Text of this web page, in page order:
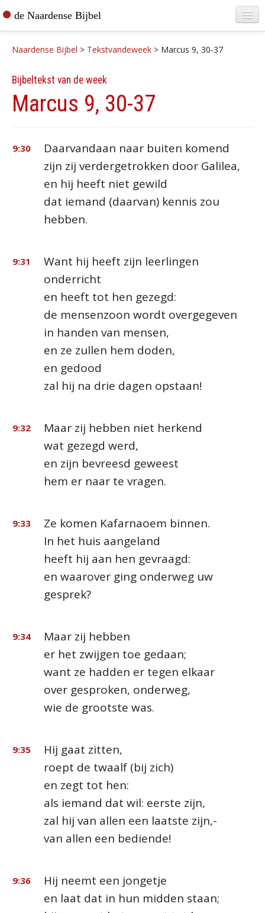
de Naardense Bijbel
Bijbel bestellen
De vertaler
Naardense Bijbel > Tekstvandeweek > Marcus 9, 30-37
Bijbeltekst van de week
Marcus 9, 30-37
9:30
Daarvandaan naar buiten komend
zijn zij verdergetrokken door Galilea,
en hij heeft niet gewild
dat iemand (daarvan) kennis zou
hebben.
9:31
Want hij heeft zijn leerlingen
onderricht
en heeft tot hen gezegd:
de mensenzoon wordt overgegeven
in handen van mensen,
en ze zullen hem doden,
en gedood
zal hij na drie dagen opstaan!
9:32
Maar zij hebben niet herkend
wat gezegd werd,
en zijn bevreesd geweest
hem er naar te vragen.
9:33
Ze komen Kafarnaoem binnen.
In het huis aangeland
heeft hij aan hen gevraagd:
en waarover ging onderweg uw
gesprek?
9:34
Maar zij hebben
er het zwijgen toe gedaan;
want ze hadden er tegen elkaar
over gesproken, onderweg,
wie de grootste was.
9:35
Hij gaat zitten,
roept de twaalf (bij zich)
en zegt tot hen:
als iemand dat wil: eerste zijn,
zal hij van allen een laatste zijn,-
van allen een bediende!
9:36
Hij neemt een jongetje
en laat dat in hun midden staan;